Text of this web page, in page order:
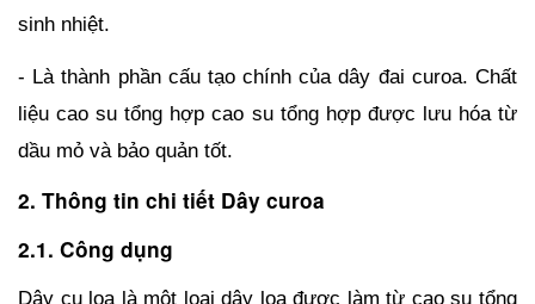
sinh nhiệt.
- Là thành phần cấu tạo chính của dây đai curoa. Chất
liệu cao su tổng hợp cao su tổng hợp được lưu hóa từ
dầu mỏ và bảo quản tốt.
2. Thông tin chi tiết Dây curoa
2.1. Công dụng
Dây cu loa là một loại dây loa được làm từ cao su tổng